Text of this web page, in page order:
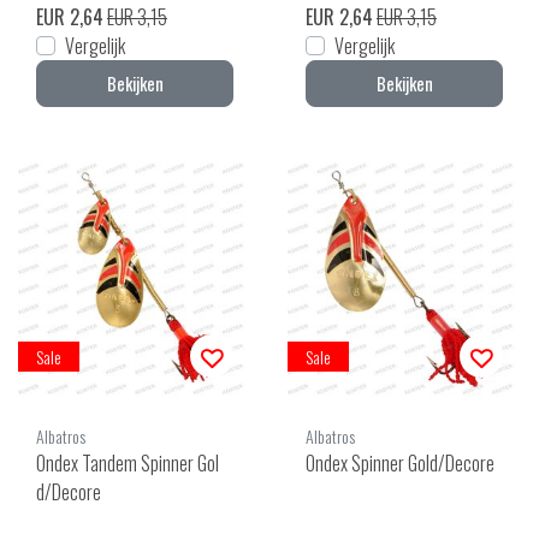
EUR 2,64EUR 3,15
Vergelijk
Bekijken
EUR 2,64EUR 3,15
Vergelijk
Bekijken
Sale
Albatros
Ondex Tandem Spinner Gol
d/Decore
Sale
Albatros
Ondex Spinner Gold/Decore